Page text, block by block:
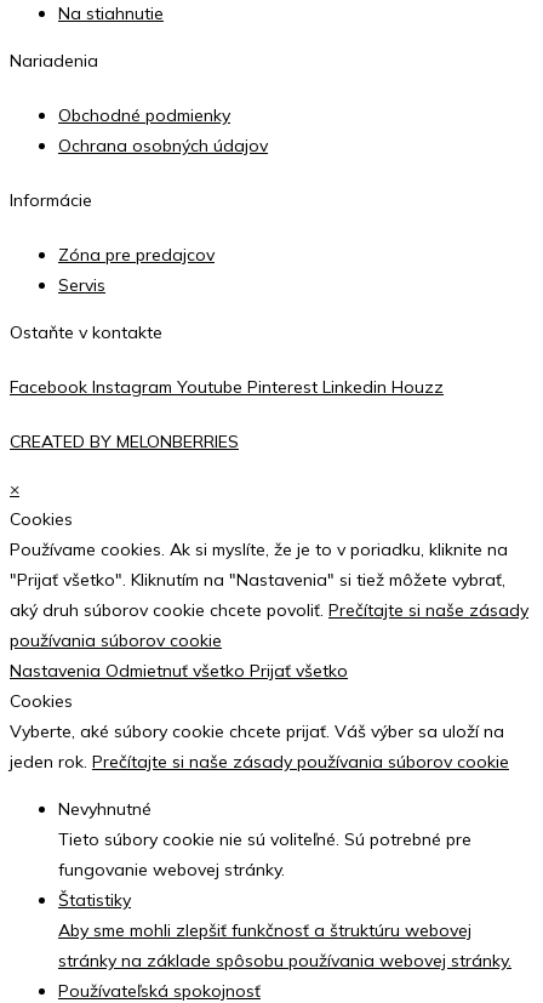
Na stiahnutie
Nariadenia
Obchodné podmienky
Ochrana osobných údajov
Informácie
Zóna pre predajcov
Servis
Ostaňte v kontakte
Facebook Instagram Youtube Pinterest Linkedin Houzz
CREATED BY MELONBERRIES
×
Cookies
Používame cookies. Ak si myslíte, že je to v poriadku, kliknite na
"Prijať všetko". Kliknutím na "Nastavenia" si tiež môžete vybrať,
aký druh súborov cookie chcete povoliť. Prečítajte si naše zásady
používania súborov cookie
Nastavenia Odmietnuť všetko Prijať všetko
Cookies
Vyberte, aké súbory cookie chcete prijať. Váš výber sa uloží na
jeden rok. Prečítajte si naše zásady používania súborov cookie
Nevyhnutné
Tieto súbory cookie nie sú voliteľné. Sú potrebné pre
fungovanie webovej stránky.
Štatistiky
Aby sme mohli zlepšiť funkčnosť a štruktúru webovej
stránky na základe spôsobu používania webovej stránky.
Používateľská spokojnosť